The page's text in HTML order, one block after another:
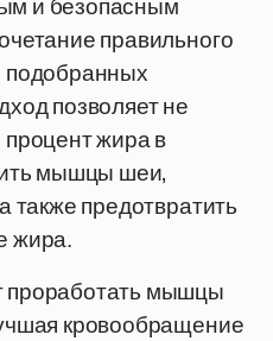
правильного
подобранных
позволяет не
жира в
мышцы шеи,
также предотвратить
жира.
проработать мышцы
кровообращение